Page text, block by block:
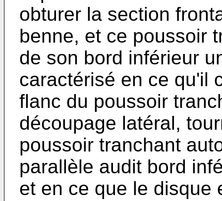
obturer la section
benne, et ce poussoir
de son bord inférieur
caractérisé en ce qu'il
flanc du poussoir
découpage latéral,
poussoir tranchant
parallèle audit bord
et en ce que le disque